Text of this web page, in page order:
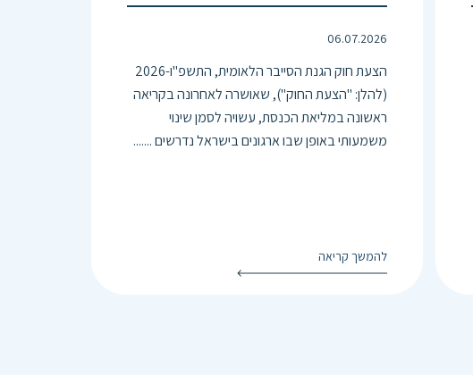
06.07.2026
הצעת חוק הגנת הסייבר הלאומית, התשפ"ו-2026
(להלן: "הצעת החוק"), שאושרה לאחרונה בקריאה
ראשונה במליאת הכנסת, עשויה לסמן שינוי
משמעותי באופן שבו ארגונים בישראל נדרשים .......
להמשך קריאה